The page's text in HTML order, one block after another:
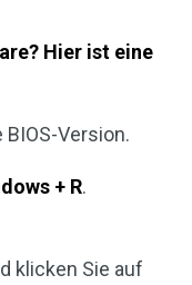
Hier ist eine
Version.
+ R.
klicken Sie auf